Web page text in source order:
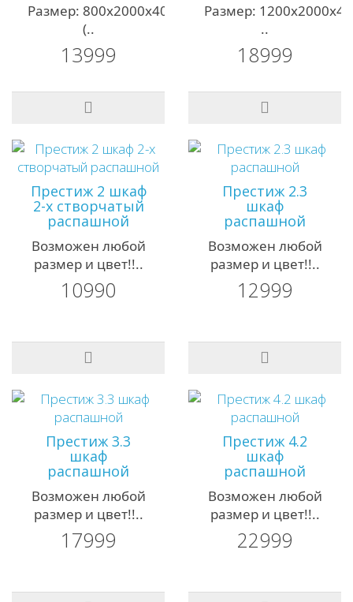
Размер: 800х2000х400мм;
(..
13999
Размер:
..
18999
Престиж 2 шкаф
2-х створчатый
распашной
Возможен любой
размер и цвет!!..
10990
Престиж 2.3
шкаф
распашной
Возможен любой
размер и цвет!!..
12999
Престиж 3.3
шкаф
распашной
Возможен любой
размер и цвет!!..
17999
Престиж 4.2
шкаф
распашной
Возможен любой
размер и цвет!!..
22999